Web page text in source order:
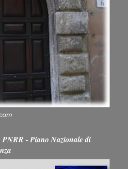
- Piano Nazionale di